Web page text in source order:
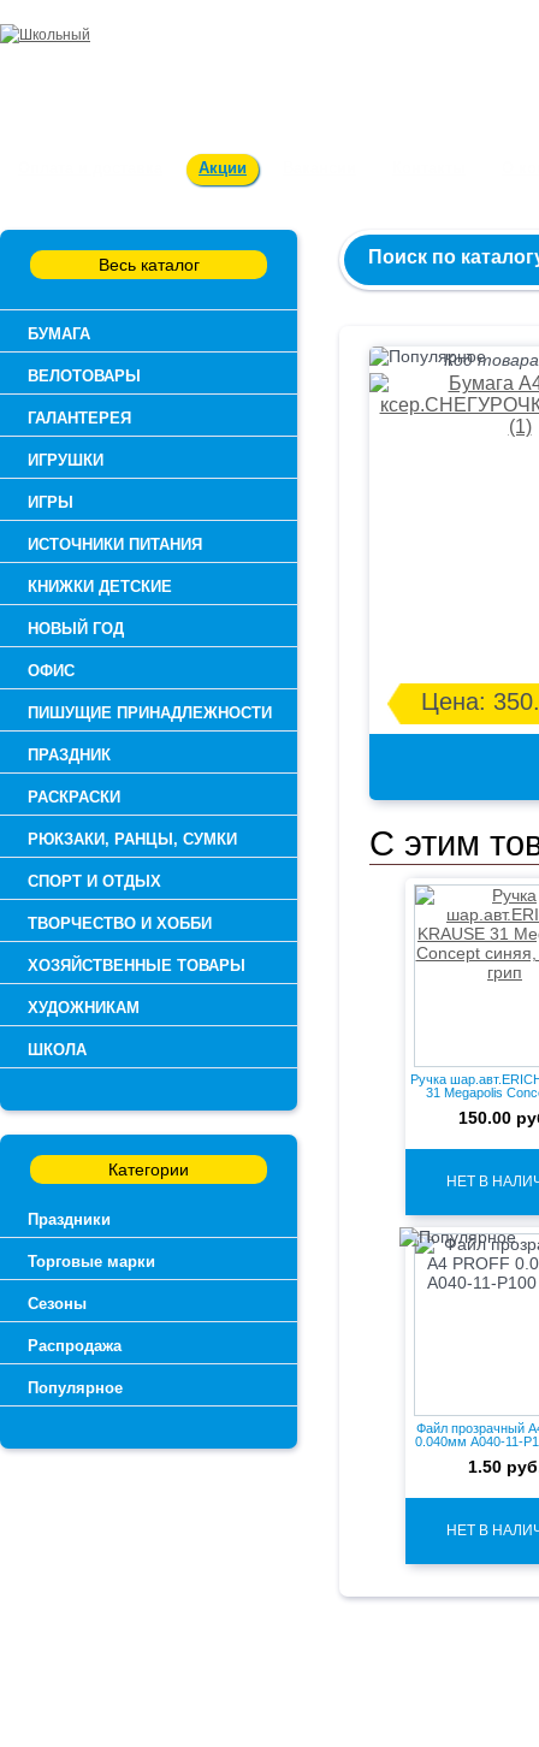
Акции
Весь каталог
БУМАГА
ВЕЛОТОВАРЫ
ГАЛАНТЕРЕЯ
ИГРУШКИ
ИГРЫ
ИСТОЧНИКИ ПИТАНИЯ
КНИЖКИ ДЕТСКИЕ
НОВЫЙ ГОД
ОФИС
ПИШУЩИЕ ПРИНАДЛЕЖНОСТИ
ПРАЗДНИК
РАСКРАСКИ
РЮКЗАКИ, РАНЦЫ, СУМКИ
СПОРТ И ОТДЫХ
ТВОРЧЕСТВО И ХОББИ
ХОЗЯЙСТВЕННЫЕ ТОВАРЫ
ХУДОЖНИКАМ
ШКОЛА
Категории
Праздники
Торговые марки
Сезоны
Распродажа
Популярное
Поиск по
Код
Цена:
С этим
Ручка
31 Megapolis
150.00
НЕТ В
Файл прозрачный
0.040мм А040-11-
1.50
НЕТ В